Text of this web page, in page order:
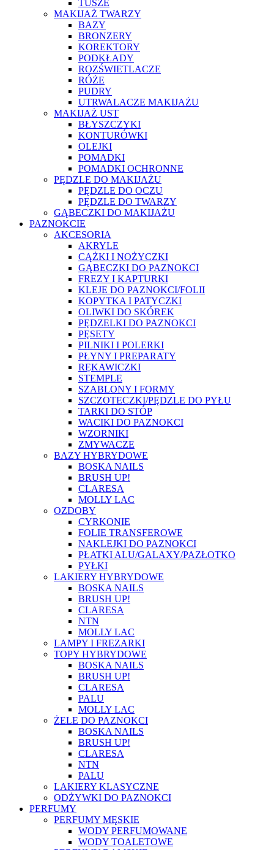
TUSZE
MAKIJAŻ TWARZY
BAZY
BRONZERY
KOREKTORY
PODKŁADY
ROZŚWIETLACZE
RÓŻE
PUDRY
UTRWALACZE MAKIJAŻU
MAKIJAŻ UST
BŁYSZCZYKI
KONTURÓWKI
OLEJKI
POMADKI
POMADKI OCHRONNE
PĘDZLE DO MAKIJAŻU
PĘDZLE DO OCZU
PĘDZLE DO TWARZY
GĄBECZKI DO MAKIJAŻU
PAZNOKCIE
AKCESORIA
AKRYLE
CĄŻKI I NOŻYCZKI
GĄBECZKI DO PAZNOKCI
FREZY I KAPTURKI
KLEJE DO PAZNOKCI/FOLII
KOPYTKA I PATYCZKI
OLIWKI DO SKÓREK
PĘDZELKI DO PAZNOKCI
PĘSETY
PILNIKI I POLERKI
PŁYNY I PREPARATY
RĘKAWICZKI
STEMPLE
SZABLONY I FORMY
SZCZOTECZKI/PĘDZLE DO PYŁU
TARKI DO STÓP
WACIKI DO PAZNOKCI
WZORNIKI
ZMYWACZE
BAZY HYBRYDOWE
BOSKA NAILS
BRUSH UP!
CLARESA
MOLLY LAC
OZDOBY
CYRKONIE
FOLIE TRANSFEROWE
NAKLEJKI DO PAZNOKCI
PŁATKI ALU/GALAXY/PAZŁOTKO
PYŁKI
LAKIERY HYBRYDOWE
BOSKA NAILS
BRUSH UP!
CLARESA
NTN
MOLLY LAC
LAMPY I FREZARKI
TOPY HYBRYDOWE
BOSKA NAILS
BRUSH UP!
CLARESA
PALU
MOLLY LAC
ŻELE DO PAZNOKCI
BOSKA NAILS
BRUSH UP!
CLARESA
NTN
PALU
LAKIERY KLASYCZNE
ODŻYWKI DO PAZNOKCI
PERFUMY
PERFUMY MĘSKIE
WODY PERFUMOWANE
WODY TOALETOWE